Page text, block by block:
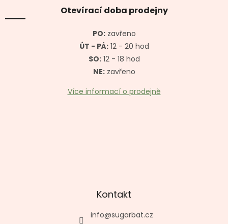
Otevírací doba prodejny
PO:zavřeno
ÚT - PÁ:12 - 20 hod
SO:12 - 18 hod
NE:zavřeno
Více informací o prodejně
Kontakt
info@sugarbat.cz